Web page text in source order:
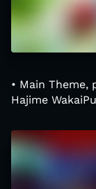
• Main Theme,
Hajime